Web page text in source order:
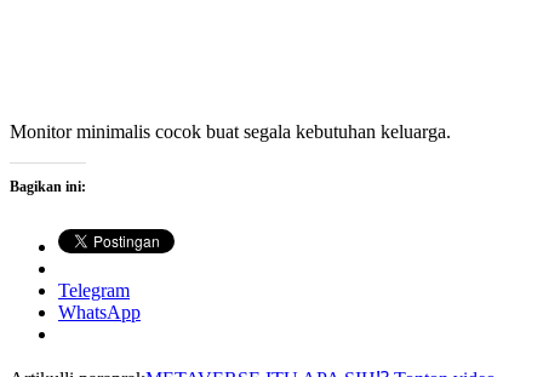
Monitor minimalis cocok buat segala kebutuhan keluarga.
Bagikan ini:
Telegram
WhatsApp